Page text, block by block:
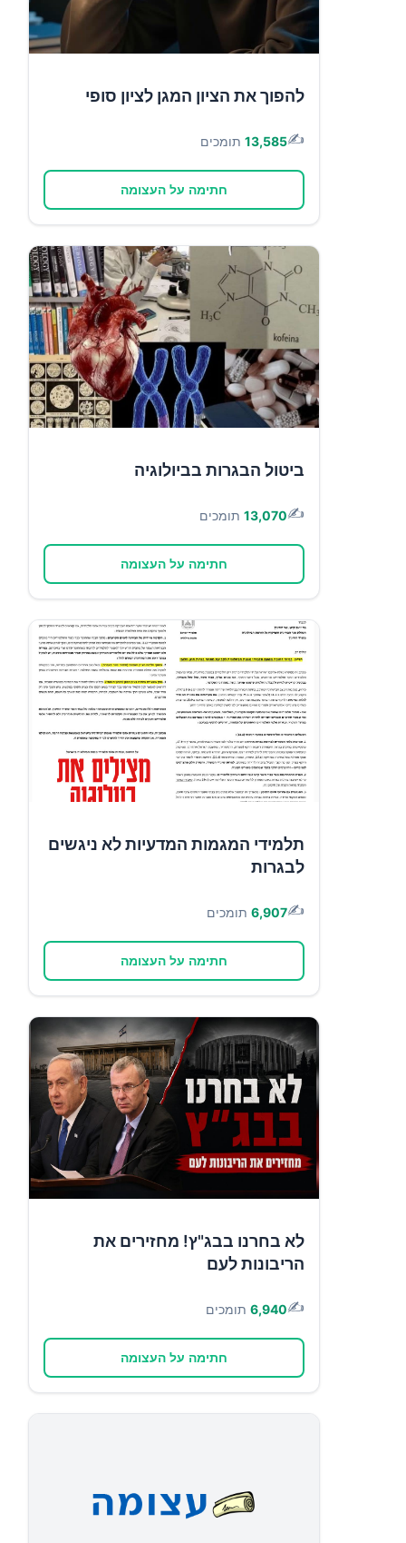
להפוך את הציון המגן לציון סופי
✍️
13,585 תומכים
חתימה על העצומה
ביטול הבגרות בביולוגיה
✍️
13,070 תומכים
חתימה על העצומה
תלמידי המגמות המדעיות לא ניגשים
לבגרות
✍️
6,907 תומכים
חתימה על העצומה
לא בחרנו בבג"ץ! מחזירים את
הריבונות לעם
✍️
6,940 תומכים
חתימה על העצומה